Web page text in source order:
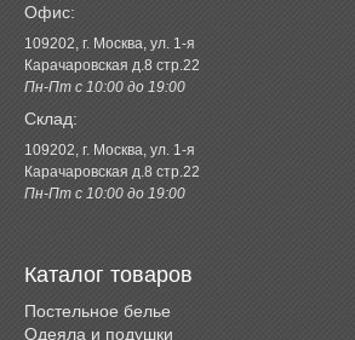
Офис:
109202, г. Москва, ул. 1-я
Карачаровская д.8 стр.22
Пн-Пт с 10:00 до 19:00
Склад:
109202, г. Москва, ул. 1-я
Карачаровская д.8 стр.22
Пн-Пт с 10:00 до 19:00
Каталог товаров
Постельное белье
Одеяла и подушки